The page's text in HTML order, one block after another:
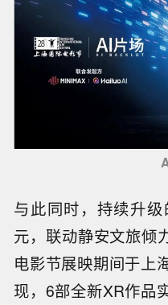
与此同时，持续升级
元，联动静安文旅
电影节展映期间于上
现，6部全新XR作品